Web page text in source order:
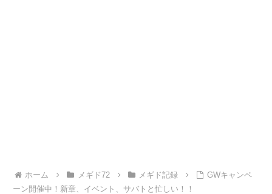
ホーム メギド72 メギド記録
GWキャンペ
ーン開催中！新章、イベント、サバトと忙しい！！